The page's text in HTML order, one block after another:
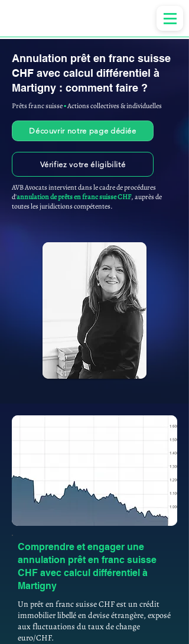
Annulation prêt en franc suisse
CHF avec calcul différentiel à
Martigny : comment faire ?
Prêts franc suisse▪︎Actions collectives & individuelles
Découvrir notre page dédiée
Vérifiez votre éligibilité
AVB Avocats intervient dans le cadre de procédures
d'annulation de prêts en franc suisse CHF, auprès de
toutes les juridictions compétentes.
Comprendre et engager une
annulation prêt en franc suisse
CHF avec calcul différentiel à
Martigny
Un prêt en franc suisse CHF est un crédit
immobilier libellé en devise étrangère, exposé
aux fluctuations du taux de change
euro/CHF.